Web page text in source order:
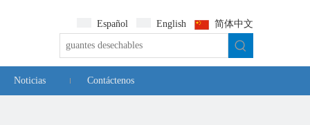
Español English 简体中文
Noticias Contáctenos